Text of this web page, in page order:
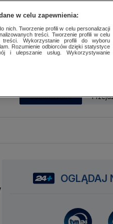
SUBSKRYBUJ
OGLĄDAJ
w celu zapewnienia:
nich. Tworzenie profili w celu personalizacji
treści. Tworzenie profili w celu
treści. Wykorzystanie profili do wyboru
Rozumienie odbiorców dzięki statystyce
i ulepszanie usług. Wykorzystywanie